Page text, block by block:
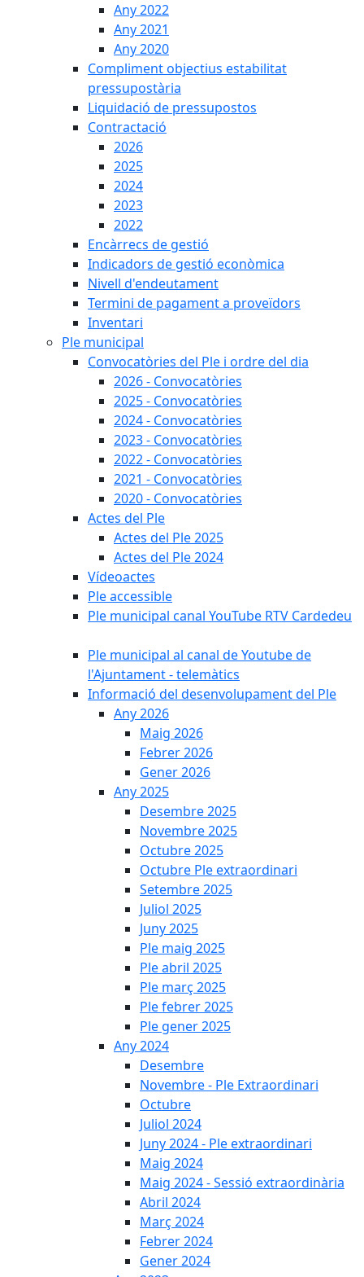
Any 2022
Any 2021
Any 2020
Compliment objectius estabilitat
pressupostària
Liquidació de pressupostos
Contractació
2026
2025
2024
2023
2022
Encàrrecs de gestió
Indicadors de gestió econòmica
Nivell d'endeutament
Termini de pagament a proveïdors
Inventari
Ple municipal
Convocatòries del Ple i ordre del dia
2026 - Convocatòries
2025 - Convocatòries
2024 - Convocatòries
2023 - Convocatòries
2022 - Convocatòries
2021 - Convocatòries
2020 - Convocatòries
Actes del Ple
Actes del Ple 2025
Actes del Ple 2024
Vídeoactes
Ple accessible
Ple municipal canal YouTube RTV Cardedeu
Ple municipal al canal de Youtube de
l'Ajuntament - telemàtics
Informació del desenvolupament del Ple
Any 2026
Maig 2026
Febrer 2026
Gener 2026
Any 2025
Desembre 2025
Novembre 2025
Octubre 2025
Octubre Ple extraordinari
Setembre 2025
Juliol 2025
Juny 2025
Ple maig 2025
Ple abril 2025
Ple març 2025
Ple febrer 2025
Ple gener 2025
Any 2024
Desembre
Novembre - Ple Extraordinari
Octubre
Juliol 2024
Juny 2024 - Ple extraordinari
Maig 2024
Maig 2024 - Sessió extraordinària
Abril 2024
Març 2024
Febrer 2024
Gener 2024